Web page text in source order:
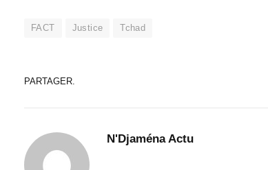
FACT Justice Tchad
PARTAGER.
N'Djaména Actu